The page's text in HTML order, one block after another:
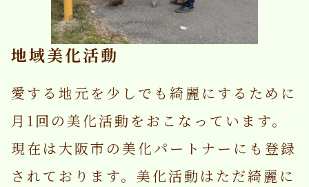
地域美化活動
愛する地元を少しでも綺麗にするために
月1回の美化活動をおこなっています。
現在は大阪市の美化パートナーにも登録
されております。美化活動はただ綺麗に